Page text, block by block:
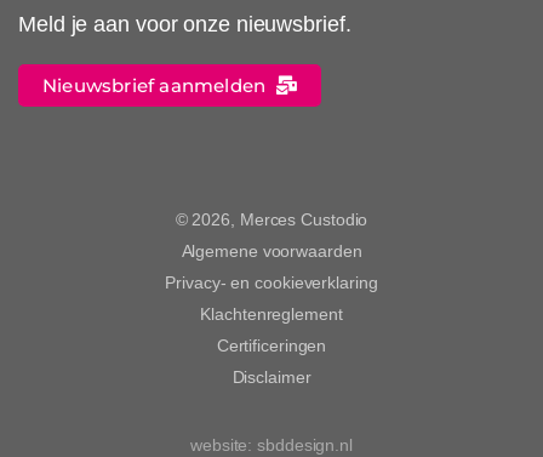
Meld je aan voor onze nieuwsbrief.
Nieuwsbrief aanmelden
© 2026, Merces Custodio
Algemene voorwaarden
Privacy- en cookieverklaring
Klachtenreglement
Certificeringen
Disclaimer
website:sbddesign.nl